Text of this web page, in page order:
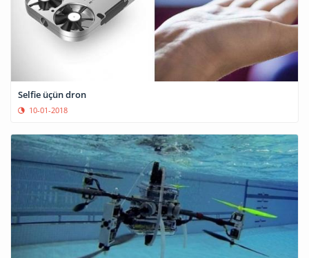
Selfie üçün dron
10-01-2018